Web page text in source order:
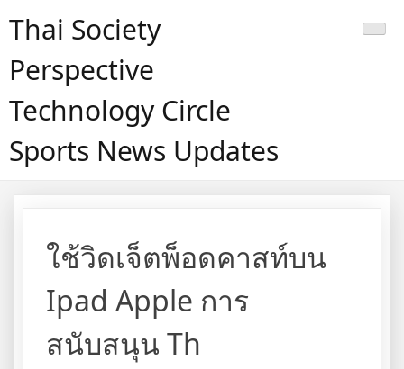
Thai Society
Perspective
Technology Circle
Sports News Updates
ใช้วิดเจ็ตพ็อดคาสท์บน
Ipad Apple การ
สนับสนุน Th